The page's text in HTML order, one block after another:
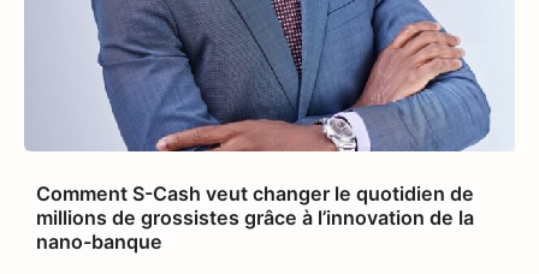
Comment S-Cash veut changer le quotidien de
millions de grossistes grâce à l’innovation de la
nano-banque
Heetch : désormais, les passagers
peuvent définir directement le prix de
leur course
La Rédaction 25 mai 2026
En lançant sa nouvelle application,
modèle du VTC en permettant aux
passagers et aux chauffeurs de fixer
directement et d’un commun accord les
tarifs.